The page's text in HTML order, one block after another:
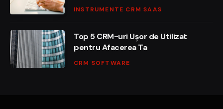
INSTRUMENTE CRM SAAS
Top 5 CRM-uri Ușor de Utilizat
pentru Afacerea Ta
CRM SOFTWARE